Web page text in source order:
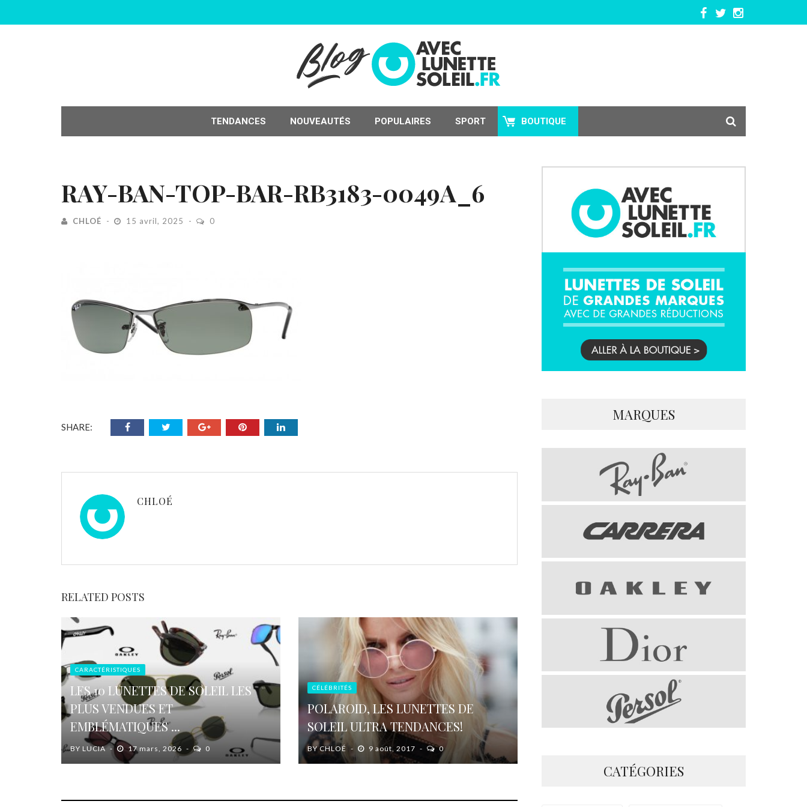
TENDANCES NOUVEAUTÉS POPULAIRES SPORT BOUTIQUE
RAY-BAN-TOP-BAR-RB3183-0049A_6
CHLOÉ 15 avril, 2025 0
SHARE:
CHLOÉ
RELATED POSTS
CARACTÉRISTIQUES
LES 10 LUNETTES DE SOLEIL LES
PLUS VENDUES ET
EMBLÉMATIQUES ...
BY LUCIA 17 mars, 2026 0
CÉLÉBRITÉS
POLAROID, LES LUNETTES DE
SOLEIL ULTRA TENDANCES!
BYCHLOÉ 9 août, 2017 0
MARQUES
CATÉGORIES